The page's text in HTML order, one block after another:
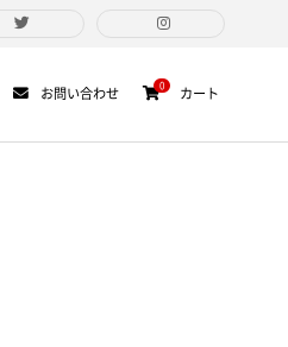
お問い合わせ
0
カート